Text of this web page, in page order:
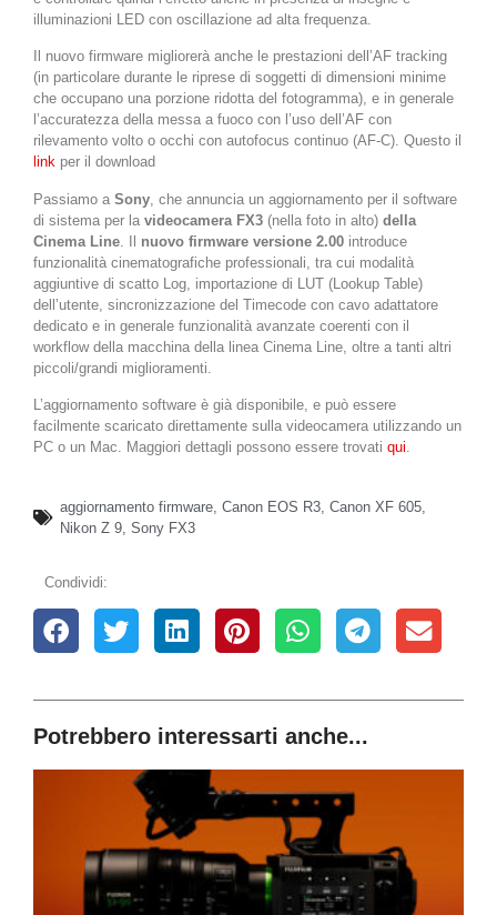
illuminazioni LED con oscillazione ad alta frequenza.
Il nuovo firmware migliorerà anche le prestazioni dell’AF tracking
(in particolare durante le riprese di soggetti di dimensioni minime
che occupano una porzione ridotta del fotogramma), e in generale
l’accuratezza della messa a fuoco con l’uso dell’AF con
rilevamento volto o occhi con autofocus continuo (AF-C). Questo il
link per il download
Passiamo a Sony , che annuncia un aggiornamento per il software
di sistema per la videocamera FX3 (nella foto in alto) della
Cinema Line
nuovo firmware versione 2.00 introduce
funzionalità cinematografiche professionali, tra cui modalità
aggiuntive di scatto Log, importazione di LUT (Lookup Table)
dell’utente, sincronizzazione del Timecode con cavo adattatore
dedicato e in generale funzionalità avanzate coerenti con il
workflow della macchina della linea Cinema Line, oltre a tanti altri
piccoli/grandi miglioramenti.
L’aggiornamento software è già disponibile, e può essere
facilmente scaricato direttamente sulla videocamera utilizzando un
PC o un Mac. Maggiori dettagli possono essere trovati qui.
aggiornamento firmware Canon EOS R3 Canon XF 605
Nikon Z 9 Sony FX3
Condividi:
Potrebbero interessarti anche...